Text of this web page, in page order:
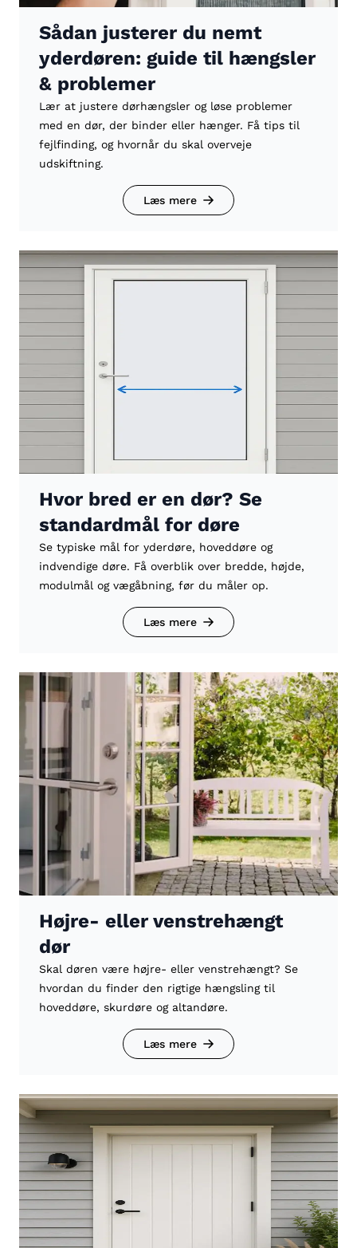
Sådan justerer du nemt
yderdøren: guide til hængsler
& problemer
Lær at justere dørhængsler og løse problemer
med en dør, der binder eller hænger. Få tips til
fejlfinding, og hvornår du skal overveje
udskiftning.
Læs mere
Hvor bred er en dør? Se
standardmål for døre
Se typiske mål for yderdøre, hoveddøre og
indvendige døre. Få overblik over bredde, højde,
modulmål og vægåbning, før du måler op.
Læs mere
Højre- eller venstrehængt
dør
Skal døren være højre- eller venstrehængt? Se
hvordan du finder den rigtige hængsling til
hoveddøre, skurdøre og altandøre.
Læs mere